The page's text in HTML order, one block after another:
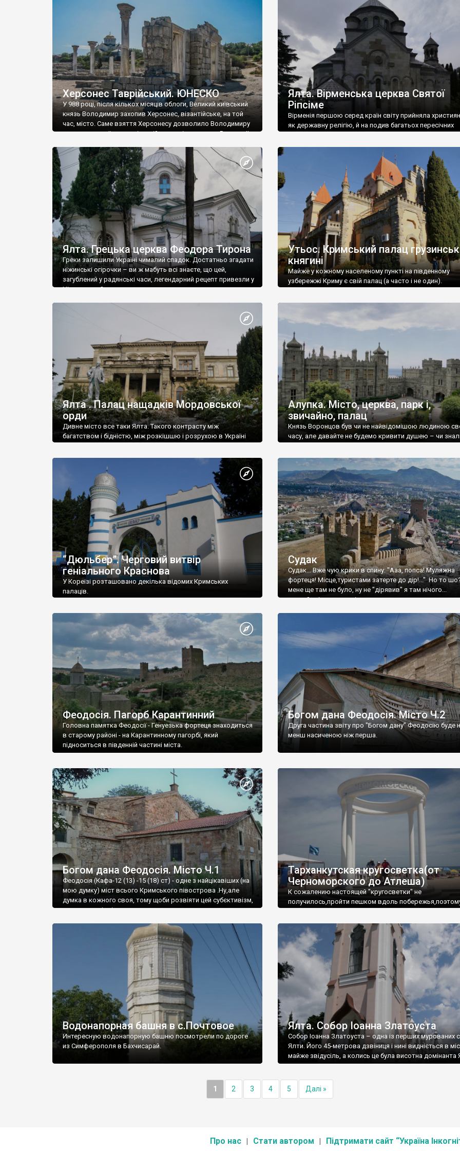
візантійської доби. Раритети викрадені з фондів об’єкту
культурної спадщини ЮНЕСКО «Херсонеса Таврійського».
Офіційно – на виставку «Золото Візантії», але експерти та
влада в Україні вважають це лише […]
називаються «повстяками» (postaki)…” “Вино. Крим
виробляє відмінне вино і його вдосталь: воно все
легке біле і дуже […]
Херсонес Таврійський. ЮНЕСКО
У 988 році, після кількох місяців облоги, Великий київський
князь Володимир захопив Херсонес, візантійське, на той
час, місто. Саме взяття Херсонесу дозволило Володимиру
диктувати свої умови візантійському імператору Василю ІІ,
Херсонесі Володимир-язичник, став Василем-
християнином. А потім було Хрещення Русі. На честь
Херсонесу Таврійського названо місто […]
Ялта. Вірменська церква Святої
Ріпсіме
Вірменія першою серед країн світу прийняла
як державну релігію, й на подив багатьох пересічних
Ялта. Грецька церква Феодора Тирона
Греки залишили Україні чималий спадок. Достатньо згадати
ніжинські огірочки – ви ж мабуть всі знаєте, що цей,
загублений у радянські часи, легендарний рецепт привезли у
Ніжин греки?
Утьос. Кримський палац
княгині
Майже у кожному населеному пункті на південному
узбережжі Криму є свій палац (а часто і не один).
Ялта . Палац нащадків Мордовської
орди
Дивне місто все таки Ялта. Такого контрасту між
багатством і бідністю, між розкішшю і розрухою в Україні
Алупка. Місто, церква, парк і,
звичайно, палац
Князь Воронцов був чи не найвідомішою людиною
часу, але давайте не будемо кривити душею – чи
“Дюльбер”. Черговий витвір
геніального Краснова
У Кореїзі розташовано декілька відомих Кримських
палаців.
Судак
Судак... Вже чую крики в спину: "Ааа, попса! Муляжна
фортеця! Місце,туристами затерте до дір!..." Но то
мене ще там не було, ну не "дірявив" я там нічого...
принаймні до цього літа.
Феодосія. Пагорб Карантинний
Головна памятка Феодосії - Генуезька фортеця знаходиться
в старому районі - на Карантинному пагорбі, який
підноситься в південній частині міста.
Богом дана Феодосія. Місто Ч.2
Друга частина звіту про "Богом дану" Феодосію буде
менш насиченою ніж перша.
Богом дана Феодосія. Місто Ч.1
Феодосія (Кафа-12 (13) -15 (18) ст) - одне з найцікавіших (на
мою думку) міст всього Кримського півострова .Ну,але
думка в кожного своя, тому щоби розвіяти цей субєктивізм,
запрошую відвідати це
Тарханкутская кругосветка(от
Черноморского до Атлеша)
К сожалению настоящей "кругосветки" не
получилось,пройти пешком вдоль
Водонапорная башня в с.Почтовое
Интересную водонапорную башню посмотрели по дороге
из Симферополя в Бахчисарай.
Ялта. Собор Іоанна Златоуста
Собор Іоанна Златоуста – одна із перших мурованих
Ялти. Його 45-метрова дзвіниця і нині видніється в
майже звідусіль, а колись це була висотна домінанта
1 2 3 4 5 Далі »
Про нас Стати автором Підтримати сайт “Україна